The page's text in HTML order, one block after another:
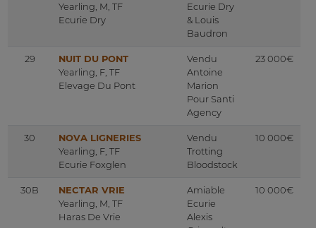
Yearling, M, TF
Ecurie Dry
Ecurie Dry
& Louis
Baudron
29
NUIT DU PONT
Yearling, F, TF
Elevage Du Pont
Vendu
Antoine
Marion
Pour Santi
Agency
23 000€
30
NOVA LIGNERIES
Yearling, F, TF
Ecurie Foxglen
Vendu
Trotting
Bloodstock
10 000€
30B
NECTAR VRIE
Yearling, M, TF
Haras De Vrie
Amiable
Ecurie
Alexis
10 000€